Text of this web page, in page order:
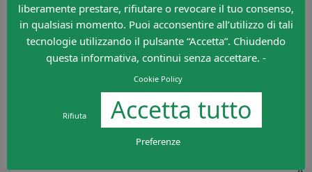
Quagliarella, Romagna, Gerbaudo. All.: Conte 6,5
Arbitro: Damato
Marcatori: 14′ st Tevez
Ammoniti: Gyomber, Rolin (C), Osvaldo (J)
Espulsi: Bergessio (C) per doppio giallo
Note: espulsi Conte (J) e Maran (C) per proteste
A cura di
liberamente prestare, rifiutare o revocare il tuo consenso,
in qualsiasi momento. Puoi acconsentire all’utilizzo di tali
tecnologie utilizzando il pulsante “Accetta”. Chiudendo
questa informativa, continui senza accettare. -
Cookie Policy
Rifiuta Accetta tutto
Preferenze